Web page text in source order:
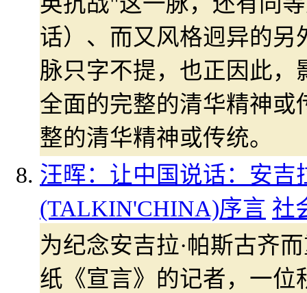
话）、而又风格迥异的
脉只字不提，也正因此
全面的完整的清华精神
整的清华精神或传统。
汪晖：让中国说话：安吉
(TALKIN'CHINA)序言 社
为纪念安吉拉·帕斯古齐
纸《宣言》的记者，一